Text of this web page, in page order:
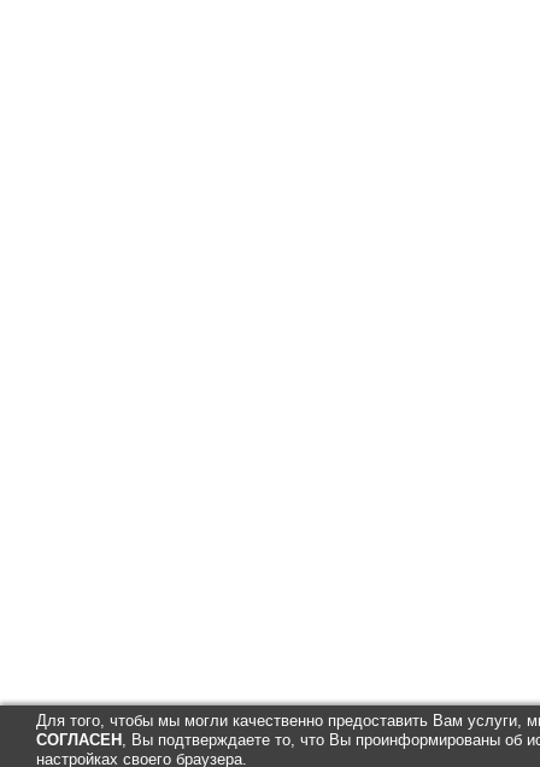
Для того, чтобы мы могли качественно предоставить Вам
СОГЛАСЕН , Вы подтверждаете то, что Вы проинформированы об
настройках своего браузера.